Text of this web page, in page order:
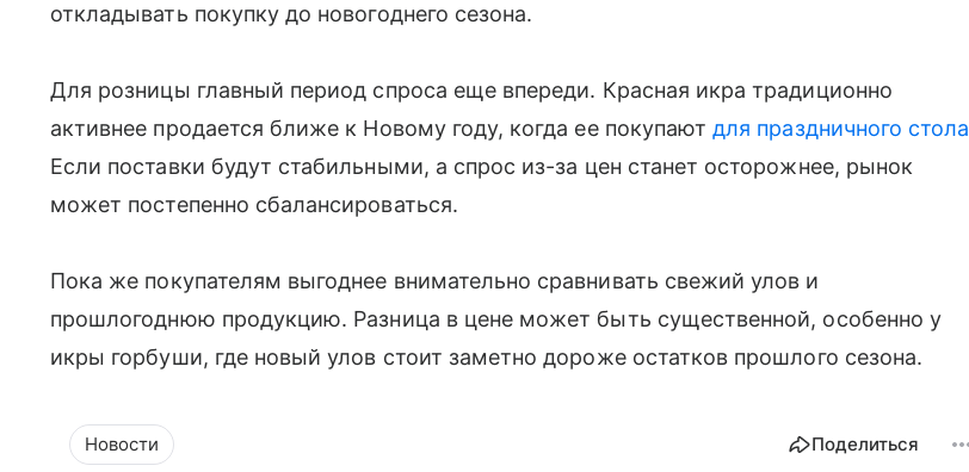
откладывать покупку до новогоднего сезона.
Для розницы главный период спроса еще впереди. Красная икра традиционно
активнее продается ближе к Новому году, когда ее покупаютдля праздничного стола
Если поставки будут стабильными, а спрос из-за цен станет осторожнее, рынок
может постепенно сбалансироваться.
Пока же покупателям выгоднее внимательно сравнивать свежий улов и
прошлогоднюю продукцию. Разница в цене может быть существенной, особенно у
икры горбуши, где новый улов стоит заметно дороже остатков прошлого сезона.
Новости Поделиться